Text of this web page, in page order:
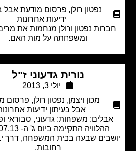
נפטון רולן,פרסום מודעת אבל בעיתון
ידיעות אחרונות
נפטון ורולן מנחמות את מרים כספי
ומשפחתה על מות האם.
נורית גדעוני ז"ל
מכון ויצמן,נפטון רולן,פרסום מודעת
אבל בעיתון ידיעות אחרונות
משפחות: גדעוני, סבוראי ופונדק.
ההלוויה התקיימה ביום ג' ה- 02.07.13.
יושבים שבעה בבית המשפחה, דרך יבנה 67,